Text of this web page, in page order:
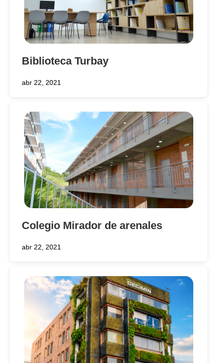
Biblioteca Turbay
abr 22, 2021
Colegio Mirador de arenales
abr 22, 2021